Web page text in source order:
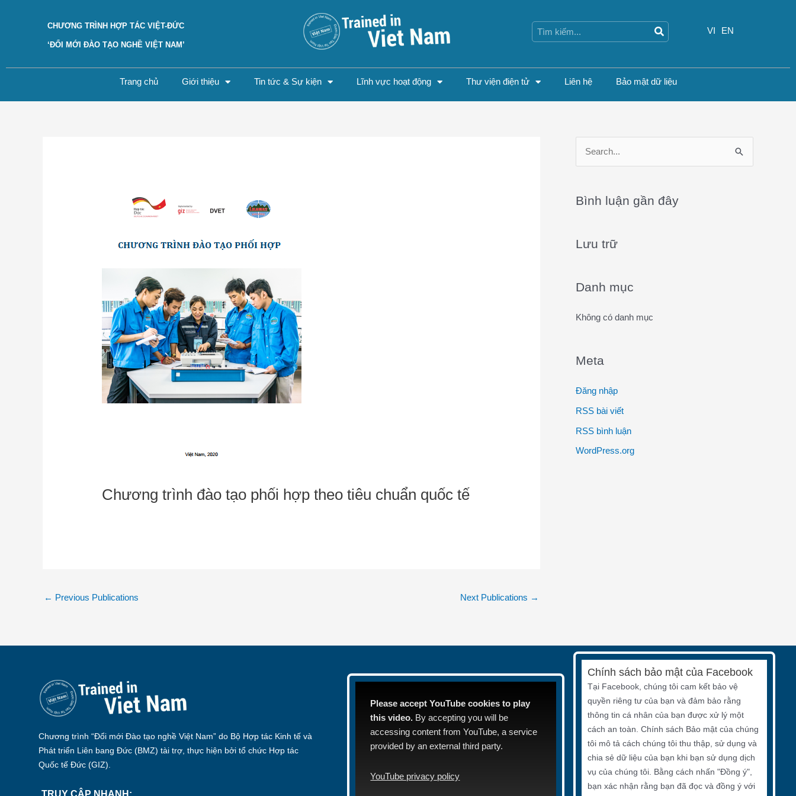
CHƯƠNG TRÌNH HỢP TÁC VIỆT-ĐỨC
‘ĐỔI MỚI ĐÀO TẠO NGHỀ VIỆT NAM’
VI
EN
Trang chủ Giới thiệu Tin tức & Sự kiện Lĩnh vực hoạt động Thư viện điện tử Liên hệ Bảo mật dữ liệu
Chương trình đào tạo phối hợp theo tiêu chuẩn quốc tế
← Previous Publications Next Publications →
r
h
:
Bình luận gần đây
Lưu trữ
Danh mục
Không có danh mục
Meta
Đăng nhập
RSS bài viết
RSS bình luận
WordPress.org
Chương trình “Đổi mới Đào tạo nghề Việt Nam” do Bộ Hợp tác Kinh tế và
Phát triển Liên bang Đức (BMZ) tài trợ, thực hiện bởi tổ chức Hợp tác
Quốc tế Đức (GIZ).
Please accept YouTube cookies to play
this video. By accepting you will be
accessing content from YouTube, a service
provided by an external third party.
YouTube privacy policy
Chính sách bảo mật của Facebook
Tại Facebook, chúng tôi cam kết bảo vệ
quyền riêng tư của bạn và đảm bảo rằng
thông tin cá nhân của bạn được xử lý một
cách an toàn. Chính sách Bảo mật của chúng
tôi mô tả cách chúng tôi thu thập, sử dụng và
chia sẻ dữ liệu của bạn khi bạn sử dụng dịch
vụ của chúng tôi. Bằng cách nhấn "Đồng ý",
bạn xác nhận rằng bạn đã đọc và đồng ý với